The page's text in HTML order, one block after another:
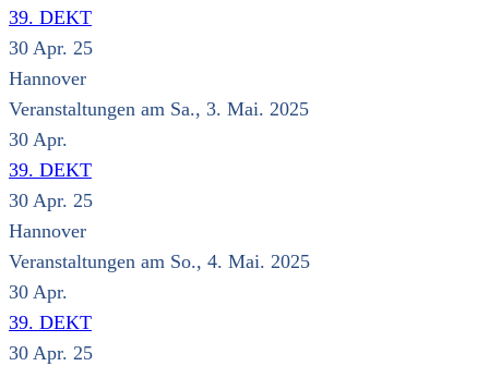
39. DEKT
30 Apr. 25
Hannover
Veranstaltungen am Sa., 3. Mai. 2025
30 Apr.
39. DEKT
30 Apr. 25
Hannover
Veranstaltungen am So., 4. Mai. 2025
30 Apr.
39. DEKT
30 Apr. 25